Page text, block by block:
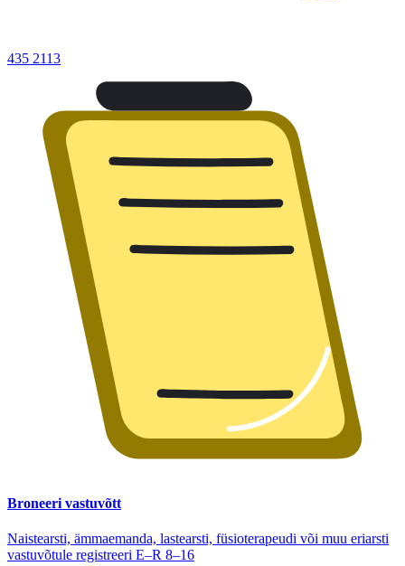
435 2113
Broneeri vastuvõtt
Naistearsti, ämmaemanda, lastearsti, füsioterapeudi või muu eriarsti
vastuvõtule registreeri E–R 8–16